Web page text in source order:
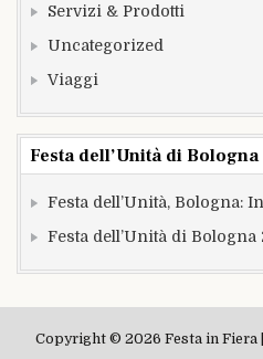
Servizi & Prodotti
Uncategorized
Viaggi
Festa dell’Unità di Bologna
Festa dell’Unità, Bologna:
Festa dell’Unità di Bologna
Copyright © 2026 Festa in Fiera |